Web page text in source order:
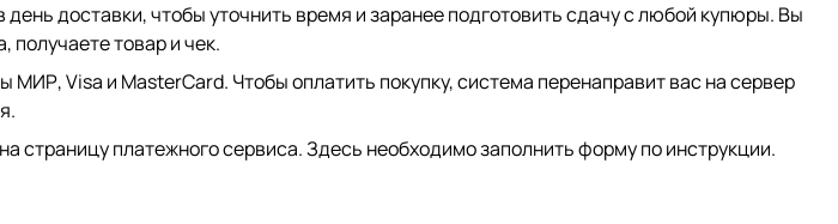
доставки, чтобы уточнить время и заранее подготовить сдачу с любой купюры. Вы
товар и чек.
Visa и MasterCard. Чтобы оплатить покупку, система перенаправит вас на сервер
платежного сервиса. Здесь необходимо заполнить форму по инструкции.